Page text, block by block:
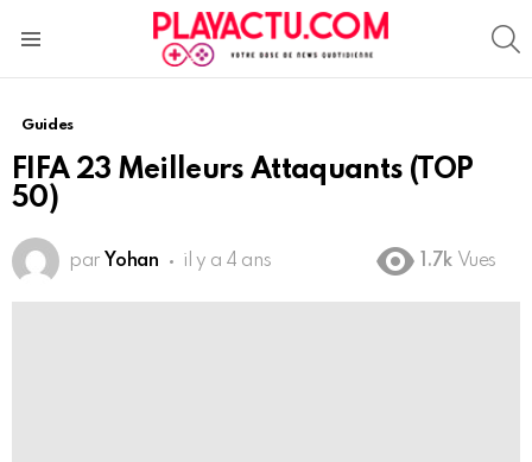
Guides
FIFA 23 Meilleurs Attaquants (TOP
50)
par Yohan il y a 4 ans 1.7k Vues